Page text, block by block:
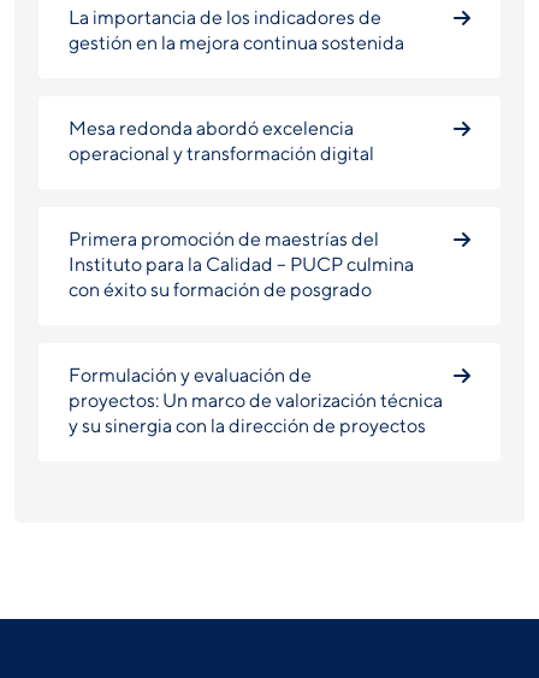
La importancia de los indicadores de
gestión en la mejora continua sostenida
Mesa redonda abordó excelencia
operacional y transformación digital
Primera promoción de maestrías del
Instituto para la Calidad – PUCP culmina
con éxito su formación de posgrado
Formulación y evaluación de
proyectos: Un marco de valorización técnica
y su sinergia con la dirección de proyectos